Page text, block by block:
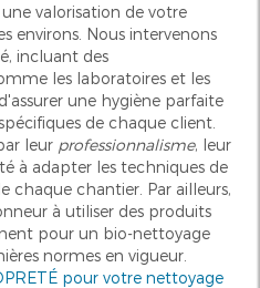
valorisation de votre
environs. Nous intervenons
incluant des
les laboratoires et les
une hygiène parfaite
de chaque client.
leur professionnalisme, leur
à adapter les techniques de
chaque chantier. Par ailleurs,
à utiliser des produits
pour un bio-nettoyage
normes en vigueur.
pour votre nettoyage